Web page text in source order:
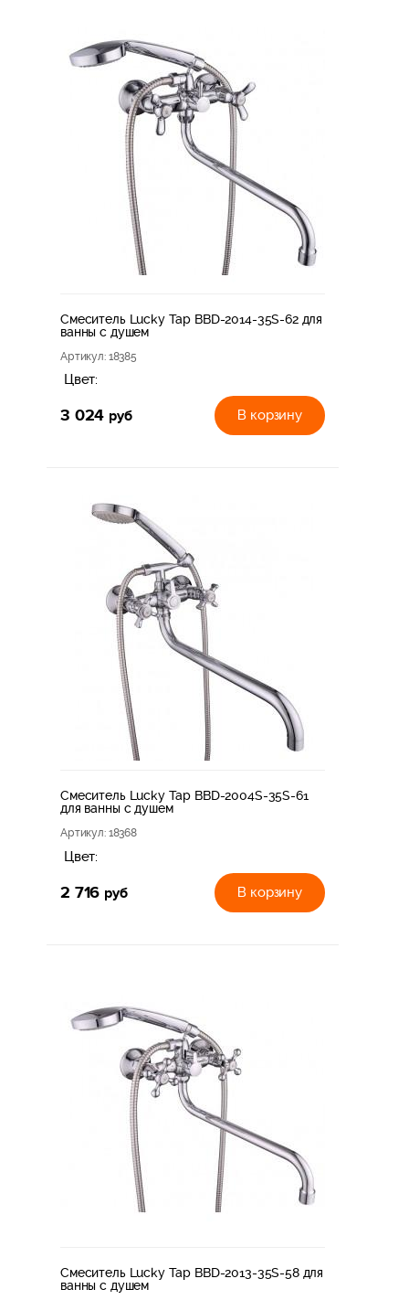
Смеситель Lucky Tap BBD-2014-35S-62 для
ванны с душем
Артикул: 18385
Цвет:
3 024 руб В корзину
Смеситель Lucky Tap BBD-2004S-35S-61
для ванны с душем
Артикул: 18368
Цвет:
2 716 руб В корзину
Смеситель Lucky Tap BBD-2013-35S-58 для
ванны с душем